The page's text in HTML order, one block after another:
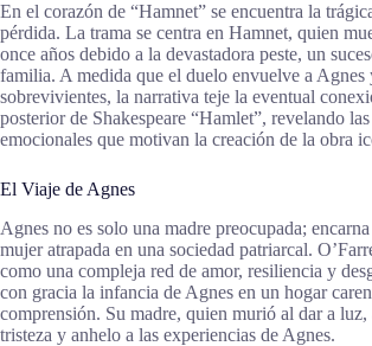
En el corazón de “Hamnet” se encuentra la
pérdida. La trama se centra en Hamnet, quien
once años debido a la devastadora peste, un
familia. A medida que el duelo envuelve a Agnes
sobrevivientes, la narrativa teje la eventual
posterior de Shakespeare “Hamlet”, revelando
emocionales que motivan la creación de la obra
El Viaje de Agnes
Agnes no es solo una madre preocupada;
mujer atrapada en una sociedad patriarcal.
como una compleja red de amor, resiliencia y
con gracia la infancia de Agnes en un hogar
comprensión. Su madre, quien murió al dar a luz,
tristeza y anhelo a las experiencias de Agnes.